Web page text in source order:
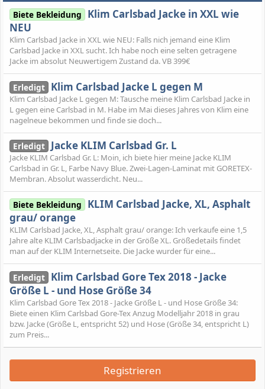
Biete Bekleidung Klim Carlsbad Jacke in XXL wie
NEU
Klim Carlsbad Jacke in XXL wie NEU: Falls nich jemand eine Klim
Carlsbad Jacke in XXL sucht. Ich habe noch eine selten getragene
Jacke im absolut Neuwertigem Zustand da. VB 399€
Erledigt Klim Carlsbad Jacke L gegen M
Klim Carlsbad Jacke L gegen M: Tausche meine Klim Carlsbad Jacke in
L gegen eine Carlsbad in M. Habe im Mai dieses Jahres von Klim eine
nagelneue bekommen und finde sie doch...
Erledigt Jacke KLIM Carlsbad Gr. L
Jacke KLIM Carlsbad Gr. L: Moin, ich biete hier meine Jacke KLIM
Carlsbad in Gr. L, Farbe Navy Blue. Zwei-Lagen-Laminat mit GORETEX-
Membran. Absolut wasserdicht. Neu...
Biete Bekleidung KLIM Carlsbad Jacke, XL, Asphalt
grau/ orange
KLIM Carlsbad Jacke, XL, Asphalt grau/ orange: Ich verkaufe eine 1,5
Jahre alte KLIM Carlsbadjacke in der Größe XL. Größedetails findet
man auf der KLIM Internetseite. Die Jacke wurder für eine...
Erledigt Klim Carlsbad Gore Tex 2018 - Jacke
Größe L - und Hose Größe 34
Klim Carlsbad Gore Tex 2018 - Jacke Größe L - und Hose Größe 34:
Biete einen Klim Carlsbad Gore-Tex Anzug Modelljahr 2018 in grau
bzw. Jacke (Größe L, entspricht 52) und Hose (Größe 34, entspricht L)
zum Preis...
Registrieren